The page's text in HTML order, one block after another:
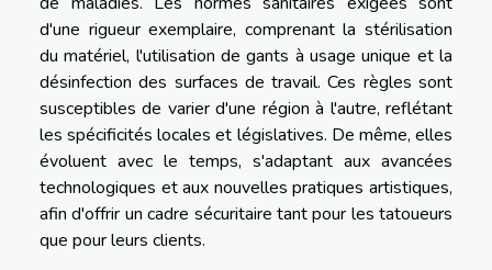
d'une rigueur exemplaire, comprenant la stérilisation
du matériel, l'utilisation de gants à usage unique et la
désinfection des surfaces de travail. Ces règles sont
susceptibles de varier d'une région à l'autre, reflétant
les spécificités locales et législatives. De même, elles
évoluent avec le temps, s'adaptant aux avancées
technologiques et aux nouvelles pratiques artistiques,
afin d'offrir un cadre sécuritaire tant pour les tatoueurs
que pour leurs clients.